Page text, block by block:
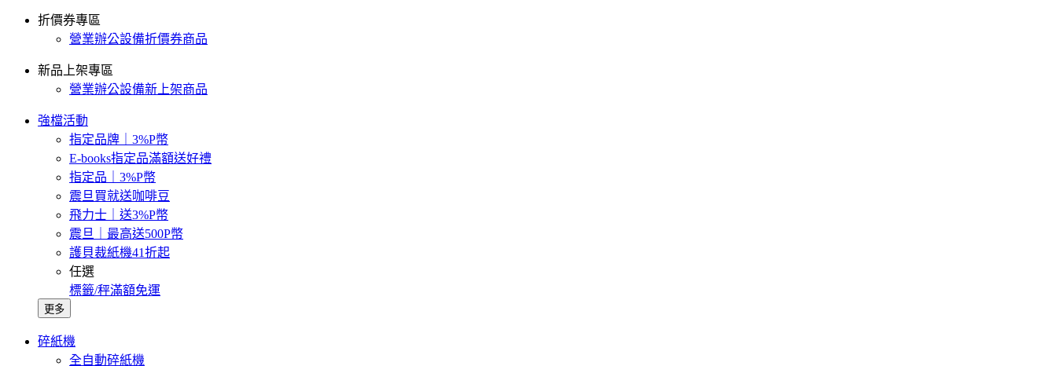
折價券專區
營業辦公設備折價券商品
新品上架專區
營業辦公設備新上架商品
強檔活動
指定品牌｜3%P幣
E-books指定品滿額送好禮
指定品｜3%P幣
震旦買就送咖啡豆
飛力士｜送3%P幣
震旦｜最高送500P幣
護貝裁紙機41折起
任選
標籤/秤滿額免運
更多
碎紙機
全自動碎紙機